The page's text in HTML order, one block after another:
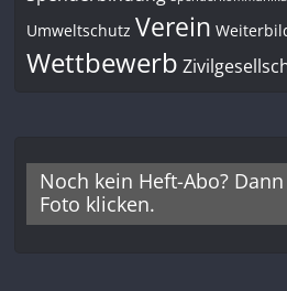
Umweltschutz Verein
Wettbewerb
Noch kein Heft-Abo?
Foto klicken.